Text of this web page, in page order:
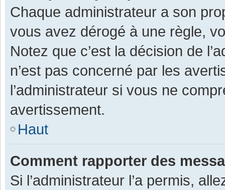
Chaque administrateur a son
vous avez dérogé à une règle,
Notez que c’est la décision de
n’est pas concerné par les
l’administrateur si vous ne
avertissement.
Haut
Comment rapporter des
Si l’administrateur l’a permis,